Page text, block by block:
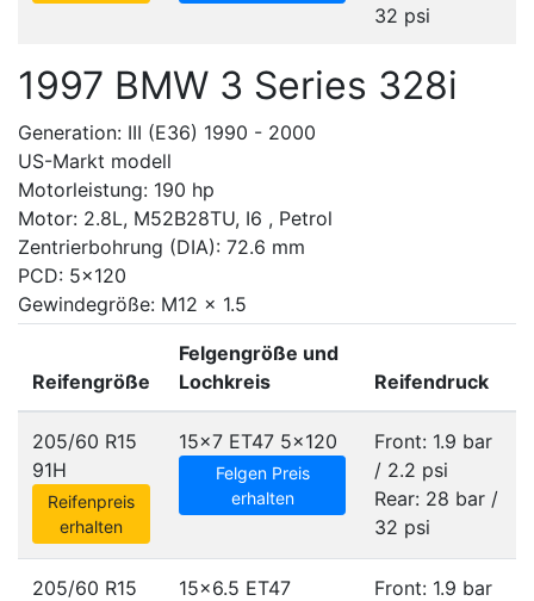
32 psi
1997 BMW 3 Series 328i
Generation: III (E36) 1990 - 2000
US-Markt modell
Motorleistung: 190 hp
Motor: 2.8L, M52B28TU, I6 , Petrol
Zentrierbohrung (DIA): 72.6 mm
PCD: 5x120
Gewindegröße: M12 x 1.5
Reifengröße
Felgengröße und
Lochkreis
Reifendruck
205/60 R15
91H
Reifenpreis
erhalten
15x7 ET47 5x120
Felgen Preis
erhalten
Front: 1.9 bar
/ 2.2 psi
Rear: 28 bar /
32 psi
205/60 R15
15x6.5 ET47
Front: 1.9 bar